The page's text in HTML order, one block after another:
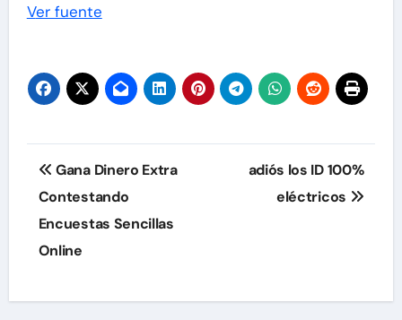
Ver fuente
Navegación
de
entradas
Gana Dinero Extra
Contestando
Encuestas Sencillas
Online
adiós los ID 100%
eléctricos